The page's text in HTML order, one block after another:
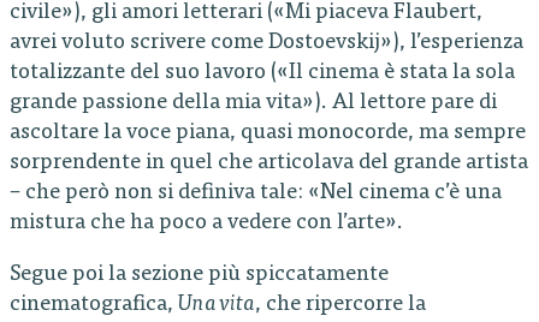
civile»), gli amori letterari («Mi piaceva Flaubert,
avrei voluto scrivere come Dostoevskij»), l’esperienza
totalizzante del suo lavoro («Il cinema è stata la sola
grande passione della mia vita»). Al lettore pare di
ascoltare la voce piana, quasi monocorde, ma sempre
sorprendente in quel che articolava del grande artista
– che però non si definiva tale: «Nel cinema c’è una
mistura che ha poco a vedere con l’arte».
Segue poi la sezione più spiccatamente
cinematografica, Una vita, che ripercorre la